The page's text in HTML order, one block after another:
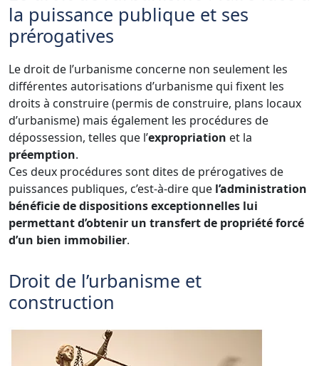
la puissance publique et ses
prérogatives
Le droit de l’urbanisme concerne non seulement les
différentes autorisations d’urbanisme qui fixent les
droits à construire (permis de construire, plans locaux
d’urbanisme) mais également les procédures de
dépossession, telles que l’expropriation et la
préemption.
Ces deux procédures sont dites de prérogatives de
puissances publiques, c’est-à-dire que l’administration
bénéficie de dispositions exceptionnelles lui
permettant d’obtenir un transfert de propriété forcé
d’un bien immobilier.
Droit de l’urbanisme et
construction